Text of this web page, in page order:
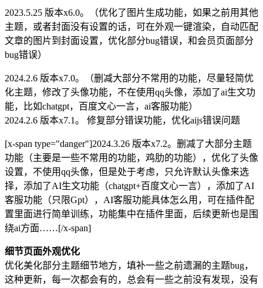
2023.5.25 版本x6.0。（优化了图片生成功能，如果之前用其他
主题，或者封面没有设置的话，可在外观一键渲染，自动匹配
文章的图片到封面设置，优化部分bug错误，和会员页面部分
bug错误）
2024.2.6 版本x7.0。（删减大部分不常用的功能，尽量轻简优
化主题，修改了头像功能，不在使用qq头像，添加了ai生文功
能，比如chatgpt，百度文心一言，ai客服功能）
2024.2.6 版本x7.1。 修复部分错误功能，优化aijs错误问题
[x-span type="danger"]2024.3.26 版本x7.2。删减了大部分主题
功能（主要是一些不常用的功能，鸡肋的功能），优化了头像
设置，不使用qq头像，但是处于考虑，只允许默认头像来选
择，添加了AI生文功能（chatgpt+百度文心一言），添加了AI
客服功能（只限Gpt），AI客服功能具体怎么用，可在插件配
置里面进行简单训练，功能集中在插件里面，后续更新也是围
绕ai方面……[/x-span]
细节页面外观优化
优化美化部分主题细节地方，填补一些之前遗漏的主题bug，
这种更新，每一次都会有的，总会有一些之前没有发现，没有